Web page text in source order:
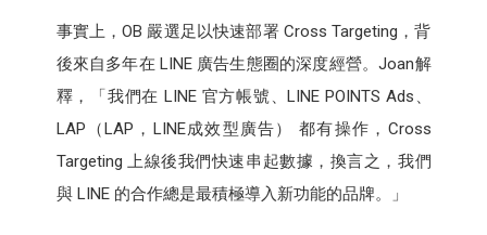
事實上，OB 嚴選足以快速部署 Cross Targeting，背
後來自多年在 LINE 廣告生態圈的深度經營。Joan解
釋，「我們在 LINE 官方帳號、LINE POINTS Ads、
LAP（LAP，LINE成效型廣告） 都有操作，Cross
Targeting 上線後我們快速串起數據，換言之，我們
與 LINE 的合作總是最積極導入新功能的品牌。」